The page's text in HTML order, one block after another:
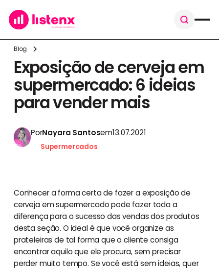
Blog
Exposição de cerveja em
supermercado: 6 ideias
para vender mais
PorNayara Santosem13.07.2021
Supermercados
Conhecer a forma certa de fazer a exposição de
cerveja em supermercado pode fazer toda a
diferença para o sucesso das vendas dos produtos
desta seção. O ideal é que você organize as
prateleiras de tal forma que o cliente consiga
encontrar aquilo que ele procura, sem precisar
perder muito tempo. Se você está sem ideias, quer